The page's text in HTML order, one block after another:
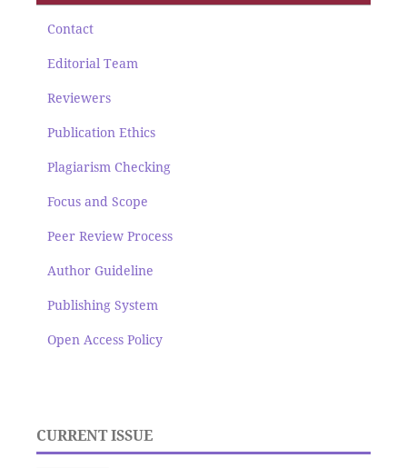
Contact
Editorial Team
Reviewers
Publication Ethics
Plagiarism Checking
Focus and Scope
Peer Review Process
Author Guideline
Publishing System
Open Access Policy
CURRENT ISSUE